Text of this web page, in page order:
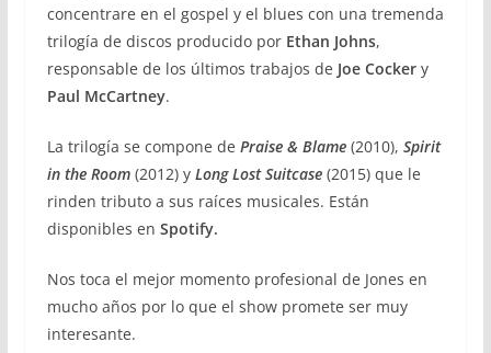
concentrare en el gospel y el blues con una tremenda
trilogía de discos producido porEthan Johns,
responsable de los últimos trabajos de Joe Cockery
Paul McCartney.
La trilogía se compone de Praise & Blame(2010), Spirit
in the Room(2012) y Long Lost Suitcase(2015) que le
rinden tributo a sus raíces musicales. Están
disponibles en Spotify.
Nos toca el mejor momento profesional de Jones en
mucho años por lo que el show promete ser muy
interesante.